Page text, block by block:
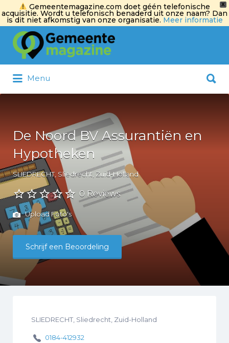
X
Gemeentemagazine.com doet géén telefonische
acquisitie. Wordt u telefonisch benaderd uit onze naam? Dan
is dit niet afkomstig van onze organisatie. Meer informatie
Zoek
naar:
Menu
naar:
De Noord BV Assurantiën en
Hypotheken
SLIEDRECHT, Sliedrecht, Zuid-Holland
0 Reviews
Upload Foto's
Schrijf een Beoordeling
SLIEDRECHT, Sliedrecht, Zuid-Holland
0184-412932